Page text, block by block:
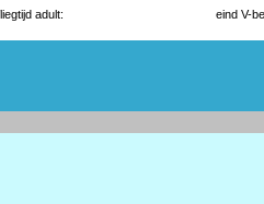
adult:
eind V-